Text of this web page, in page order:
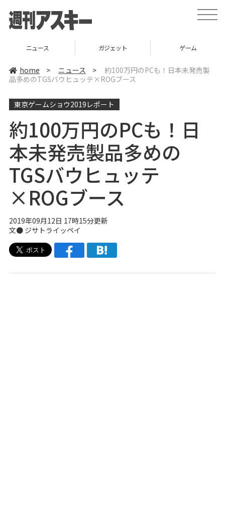
t
o
a
v
ニュース ガジェット ゲーム
home > ニュース >
約100万円のPCも！日本未発売製
品多めのTGSバウヒュッテ×ROGブース
東京ゲームショウ2019レポート
約100万円のPCも！日
本未発売製品多めの
TGSバウヒュッテ
×ROGブース
2019年09月12日 17時15分更新
文● ジサトライッペイ